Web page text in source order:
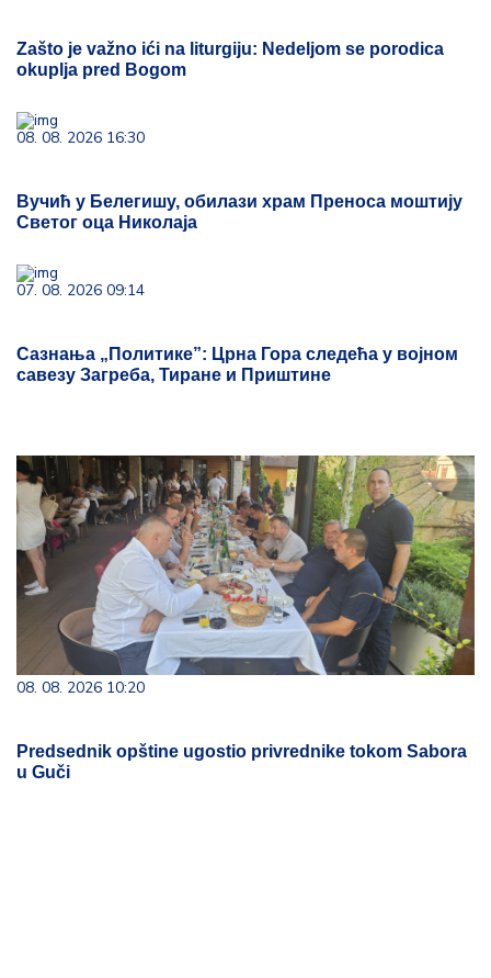
Zašto je važno ići na liturgiju: Nedeljom se porodica
okuplja pred Bogom
08. 08. 2026 16:30
Вучић у Белегишу, обилази храм Преноса моштију
Светог оца Николаја
07. 08. 2026 09:14
Сазнања „Политике”: Црна Гора следећа у војном
савезу Загреба, Тиране и Приштине
08. 08. 2026 10:20
Predsednik opštine ugostio privrednike tokom Sabora
u Guči